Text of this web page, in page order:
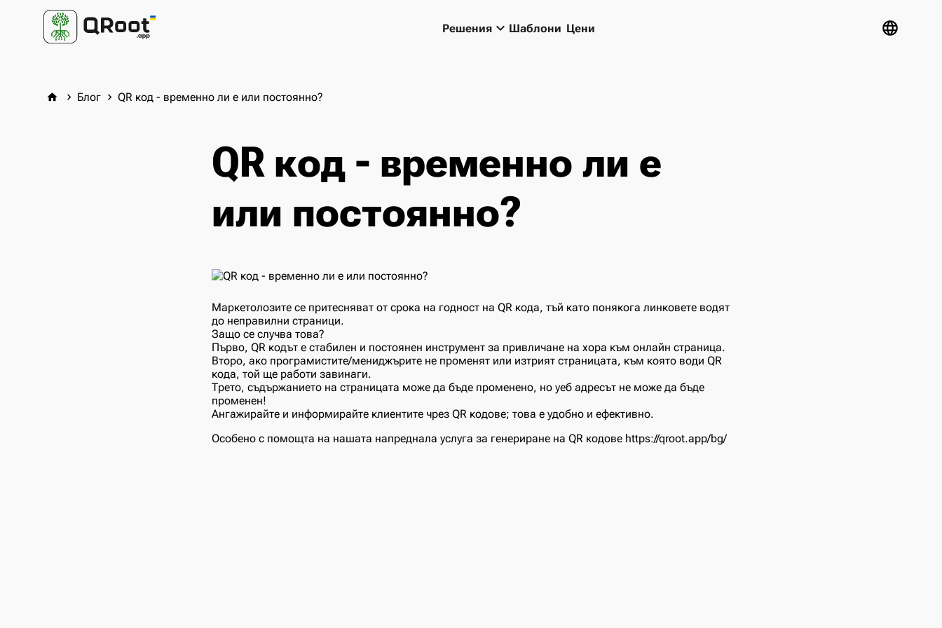
Решения keyboard_arrow_down Шаблони Цени language
home keyboard_arrow_right Блог keyboard_arrow_right QR код - временно ли е или постоянно?
QR код - временно ли е
или постоянно?
Маркетолозите се притесняват от срока на годност на QR кода, тъй като понякога линковете водят
до неправилни страници.
Защо се случва това?
Първо, QR кодът е стабилен и постоянен инструмент за привличане на хора към онлайн страница.
Второ, ако програмистите/мениджърите не променят или изтрият страницата, към която води QR
кода, той ще работи завинаги.
Трето, съдържанието на страницата може да бъде променено, но уеб адресът не може да бъде
променен!
Ангажирайте и информирайте клиентите чрез QR кодове; това е удобно и ефективно.
Особено с помощта на нашата напреднала услуга за генериране на QR кодове https://qroot.app/bg/